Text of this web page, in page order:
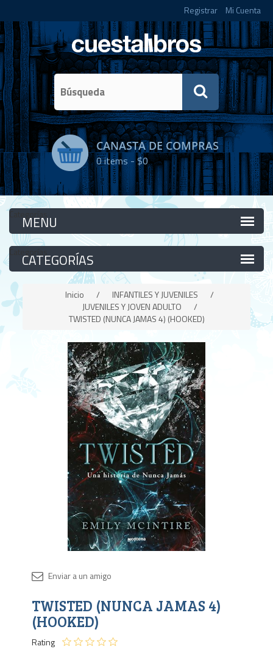
Registrar Mi Cuenta
CANASTA DE COMPRAS
0items -$0
Categorías
Categorías
Inicio / INFANTILES Y JUVENILES
/
JUVENILES Y JOVEN ADULTO
/
TWISTED (NUNCA JAMAS 4) (HOOKED)
TWISTED (NUNCA JAMAS 4)
(HOOKED)
Rating